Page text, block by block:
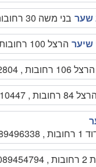
שער בני משה 30 רחובות , 089458867
שיער הרצל 100 רחובות , 089415454
הרצל 106 רחובות , 089492804
הרצל 84 רחובות , 0504010447